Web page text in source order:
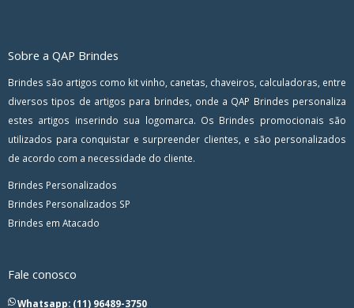
Sobre a QAP Brindes
Brindes são artigos como kit vinho, canetas, chaveiros, calculadoras, entre
diversos tipos de artigos para brindes, onde a QAP Brindes personaliza
estes artigos inserindo sua logomarca. Os Brindes promocionais são
utilizados para conquistar e surpreender clientes, e são personalizados
de acordo com a necessidade do cliente.
Brindes Personalizados
Brindes Personalizados SP
Brindes em Atacado
Fale conosco
Whatsapp: (11) 96489-3750